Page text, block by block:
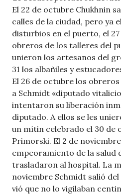
El 22 de octubre Chukhnin
calles de la ciudad, pero ya
disturbios en el puerto, el
obreros de los talleres del
unieron los artesanos del
31 los albañiles y
El 26 de octubre los
a Schmidt «diputado
intentaron su liberación
diputado. A ellos se les
un mítin celebrado el 30 de
Primorski. El 2 de
empeoramiento de la salud
trasladaron al hospital. La
noviembre Schmidt salió
vió que no lo vigilaban